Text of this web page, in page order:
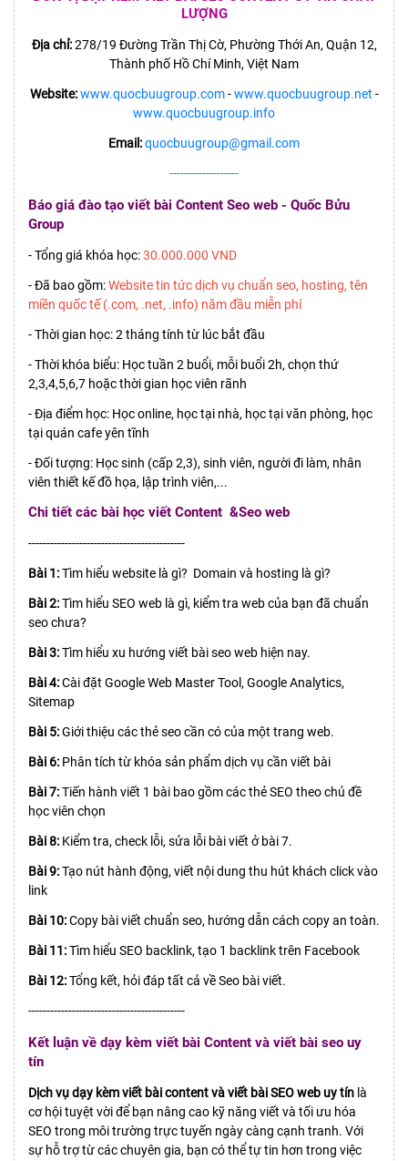
LƯỢNG
Địa chỉ:278/19 Đường Trần Thị Cờ, Phường Thới An, Quận 12,
Thành phố Hồ Chí Minh, Việt Nam
Website: www.quocbuugroup.com-www.quocbuugroup.net -
www.quocbuugroup.info
Email:quocbuugroup@gmail.com
-------------------
Báo giá đào tạo viết bài Content Seo web - Quốc Bửu
Group
- Tổng giá khóa học:30.000.000 VND
- Đã bao gồm:Website tin tức dịch vụ chuẩn seo, hosting, tên
miền quốc tế (.com, .net, .info) năm đầu miễn phí
- Thời gian học: 2 tháng tính từ lúc bắt đầu
- Thời khóa biểu: Học tuần 2 buổi, mỗi buổi 2h, chọn thứ
2,3,4,5,6,7 hoặc thời gian học viên rãnh
- Địa điểm học: Học online, học tại nhà, học tại văn phòng, học
tại quán cafe yên tĩnh
- Đối tượng: Học sinh (cấp 2,3), sinh viên, người đi làm, nhân
viên thiết kế đồ họa, lập trình viên,...
Chi tiết các bài học viết Content &Seo web
-------------------------------------------
Bài 1:Tìm hiểu website là gì? Domain và hosting là gì?
Bài 2:Tìm hiểu SEO web là gì, kiểm tra web của bạn đã chuẩn
seo chưa?
Bài 3:Tìm hiểu xu hướng viết bài seo web hiện nay.
Bài 4:Cài đặt Google Web Master Tool, Google Analytics,
Sitemap
Bài 5:Giới thiệu các thẻ seo cần có của một trang web.
Bài 6: Phân tích từ khóa sản phẩm dịch vụ cần viết bài
Bài 7:Tiến hành viết 1 bài bao gồm các thẻ SEO theo chủ đề
học viên chọn
Bài 8: Kiểm tra, check lỗi, sửa lỗi bài viết ở bài 7.
Bài 9:Tạo nút hành động, viết nội dung thu hút khách click vào
link
Bài 10:Copy bài viết chuẩn seo, hướng dẫn cách copy an toàn.
Bài 11:Tìm hiểu SEO backlink, tạo 1 backlink trên Facebook
Bài 12:Tổng kết, hỏi đáp tất cả về Seo bài viết.
-------------------------------------------
Kết luận về dạy kèm viết bài Content và viết bài seo uy
tín
Dịch vụ dạy kèm viết bài content và viết bài SEO web uy tín là
cơ hội tuyệt vời để bạn nâng cao kỹ năng viết và tối ưu hóa
SEO trong môi trường trực tuyến ngày càng cạnh tranh. Với
sự hỗ trợ từ các chuyên gia, bạn có thể tự tin hơn trong việc